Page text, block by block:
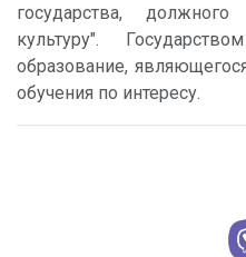
государства,
культуру".
образование,
обучения по интересу.